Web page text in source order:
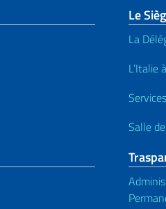
Le
La
L’Italie
Salle